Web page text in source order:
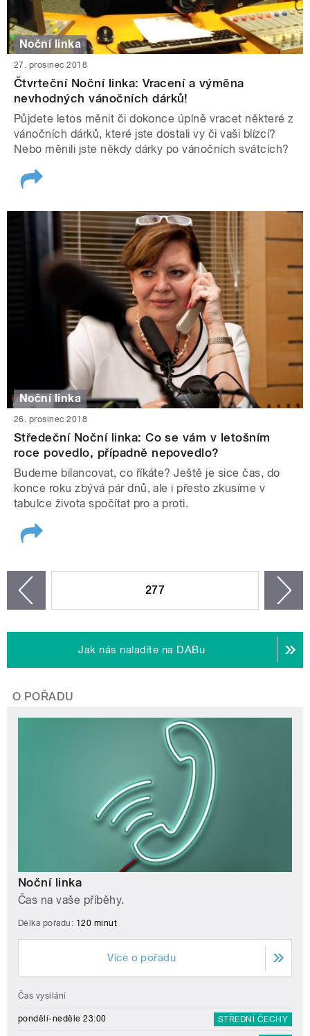
Noční linka
27. prosinec 2018
Čtvrteční Noční linka: Vracení a výměna
nevhodných vánočních dárků!
Půjdete letos měnit či dokonce úplně vracet některé z
vánočních dárků, které jste dostali vy či vaši blízcí?
Nebo měnili jste někdy dárky po vánočních svátcích?
Noční linka
26. prosinec 2018
Středeční Noční linka: Co se vám v letošním
roce povedlo, případně nepovedlo?
Budeme bilancovat, co říkáte? Ještě je sice čas, do
konce roku zbývá pár dnů, ale i přesto zkusíme v
tabulce života spočítat pro a proti.
277
Jak nás naladíte na DABu
O POŘADU
Noční linka
Čas na vaše příběhy.
Délka pořadu: 120 minut
Více o pořadu
Čas vysílání
pondělí-neděle 23:00 STŘEDNÍ ČECHY